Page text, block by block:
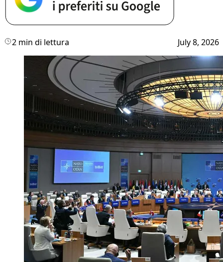
2 min di lettura July 8, 2026